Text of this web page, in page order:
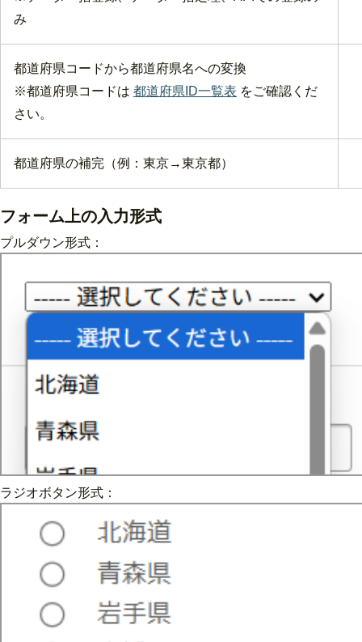
み
都道府県コードから都道府県名への変換
※都道府県コードは 都道府県ID一覧表 をご確認くだ
さい。
都道府県の補完（例：東京→東京都）
フォーム上の入力形式
プルダウン形式：
ラジオボタン形式：